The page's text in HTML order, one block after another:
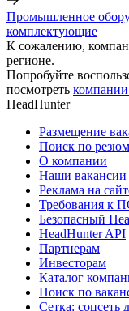
Промышленное
комплектующие
К сожалению,
регионе.
Попробуйте
посмотреть
HeadHunter
Размещение
Поиск по
О компании
Наши вакансии
Реклама на
Требования к
Безопасный
HeadHunter API
Партнерам
Инвесторам
Каталог
Поиск по
Сетка: соцсеть